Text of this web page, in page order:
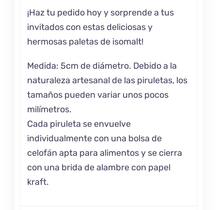
¡Haz tu pedido hoy y sorprende a tus
invitados con estas deliciosas y
hermosas paletas de isomalt!
Medida: 5cm de diámetro. Debido a la
naturaleza artesanal de las piruletas, los
tamaños pueden variar unos pocos
milímetros.
Cada piruleta se envuelve
individualmente con una bolsa de
celofán apta para alimentos y se cierra
con una brida de alambre con papel
kraft.